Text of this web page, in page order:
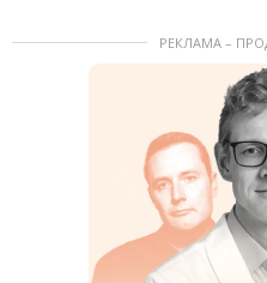
РЕКЛАМА –